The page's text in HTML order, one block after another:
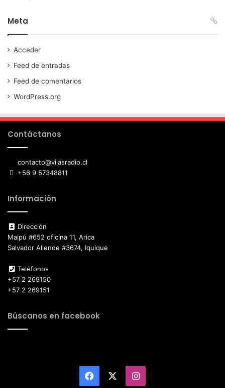
Meta
Acceder
Feed de entradas
Feed de comentarios
WordPress.org
Contáctanos
contacto@vilasradio.cl
+56 9 57348811
Información
Dirección
Maipú #652 oficina 11, Arica
Salvador Allende #3674, Iquique
Teléfonos
+57 2 269150
+57 2 269151
Búscanos en facebook
Facebook Instagram